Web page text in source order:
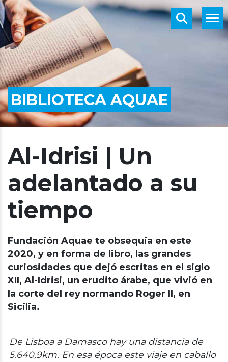
BIBLIOTECA AQUAE
Al-Idrisi | Un
adelantado a su
tiempo
Fundación Aquae te obsequia en este
2020, y en forma de libro, las grandes
curiosidades que dejó escritas en el siglo
XII, Al-Idrisi, un erudito árabe, que vivió en
la corte del rey normando Roger II, en
Sicilia.
De Lisboa a Damasco hay una distancia de
5.640,9km. En esa época este viaje en caballo